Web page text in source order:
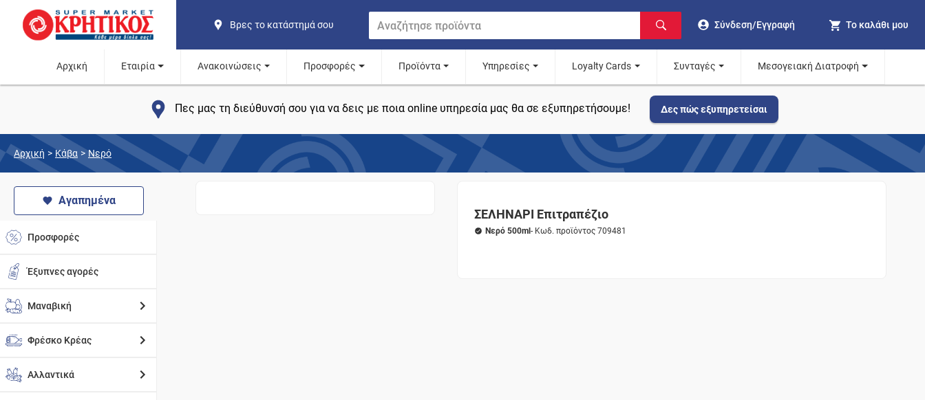
Βρες το κατάστημά σου Σύνδεση/Εγγραφή Το καλάθι μου
Αρχική Εταιρία Ανακοινώσεις Προσφορές Προϊόντα Υπηρεσίες Loyalty Cards Συνταγές Μεσογειακή Διατροφή
Πες μας τη διεύθυνσή σου για να δεις με ποια online υπηρεσία μας θα σε εξυπηρετήσουμε! Δες πώς εξυπηρετείσαι
Αρχική > Κάβα > Νερό
Αγαπημένα
Προσφορές
Έξυπνες αγορές
Μαναβική
Φρέσκο Κρέας
Αλλαντικά
ΣΕΛΗΝΑΡΙ Επιτραπέζιο
Νερό 500ml - Κωδ. προϊόντος 709481